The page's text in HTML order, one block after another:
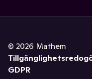
© 2026 Mathem
GDPR